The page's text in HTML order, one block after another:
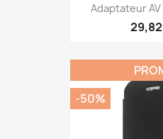
Adaptateur AV
-50%